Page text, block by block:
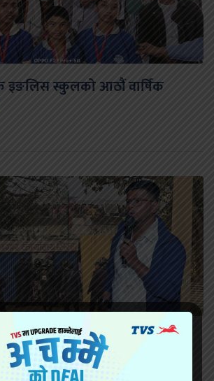
इङलिस स्कुलको आठौं वार्षिक
अवस्थाबारे राईनको गम्भीर प्रश्न